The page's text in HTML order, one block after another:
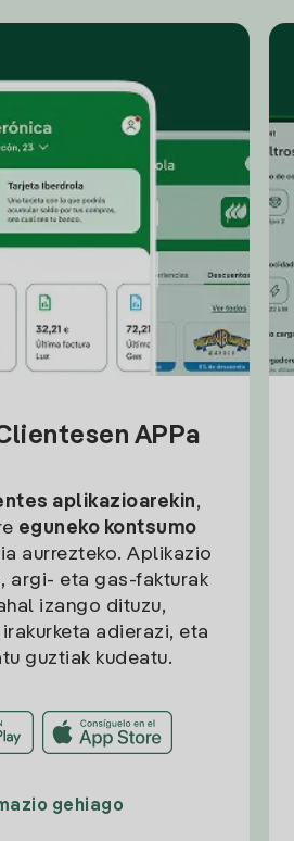
APPa
aplikazioarekin,
eguneko kontsumo
aurrezteko. Aplikazio
argi- eta gas-fakturak
izango dituzu,
adierazi, eta
guztiak kudeatu.
gehiago